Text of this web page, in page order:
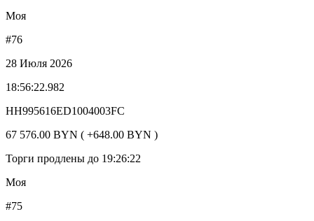
Моя
#76
28 Июля 2026
18:56:22.982
HH995616ED1004003FC
67 576.00 BYN ( +648.00 BYN )
Торги продлены до 19:26:22
Моя
#75